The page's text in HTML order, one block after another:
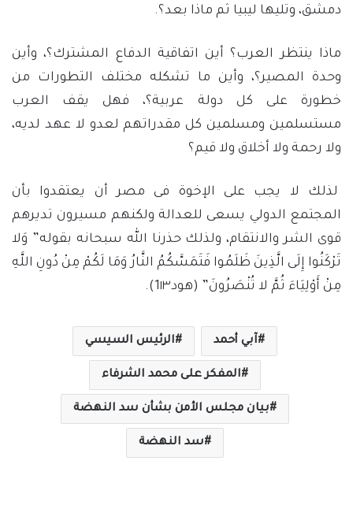
دمشق، وتليها ليبيا ثم ماذا بعد؟.
ماذا ينتظر العرب؟ أين اتفاقية الدفاع المشترك؟، وأين
وحدة المصير؟، وأين ما تشكله مختلف التطورات من
خطورة على كل دولة عربية؟، فهل يقف العرب
مستسلمين ومسلمين كل مقدراتهم لعدو لا عهد لديه،
ولا رحمة ولا أخلاق ولا قيم؟
لذلك لا يجب على الإخوة فى مصر أن يعتقدوا بأن
المجتمع الدولي يسعى للعدالة ولكنهم مسيرون تديرهم
قوى الشر والانتقام، ولذلك حذرنا الله سبحانه بقوله” وَلا
تَرْكَنُوا إِلَى الَّذِينَ ظَلَمُوا فَتَمَسَّكُمُ النَّارُ وَمَا لَكُمْ مِنْ دُونِ اللَّهِ
مِنْ أَوْلِيَاءَ ثُمَّ لا تُنْصَرُونَ” (هود1١٣).
آبي أحمد الرئيس السيسي
المفكر على محمد الشرفاء
بيان مجلس الأمن بشأن سد النهضة
سد النهضة